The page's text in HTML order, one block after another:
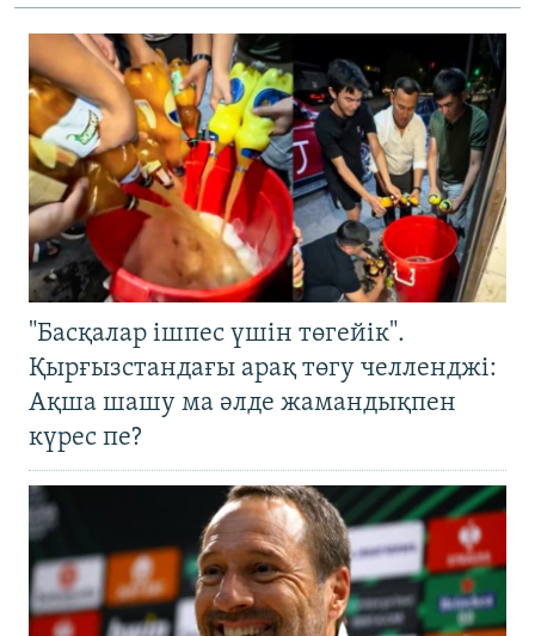
"Басқалар ішпес үшін төгейік".
Қырғызстандағы арақ төгу челленджі:
Ақша шашу ма әлде жамандықпен
күрес пе?